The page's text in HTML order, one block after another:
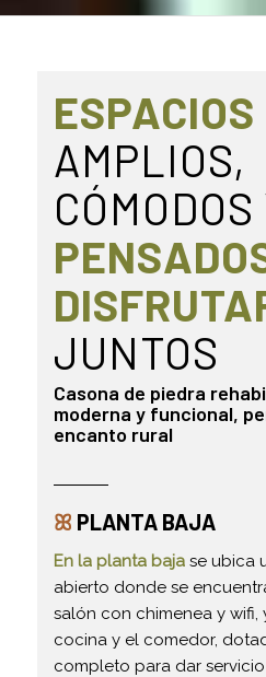
ESPACIOS
AMPLIOS,
CÓMODOS
JUNTOS
Casona de piedra
moderna y funcional,
encanto rural
ꕤ PLANTA BAJA
En la planta bajase ubica
abierto donde se
salón con chimenea y wifi,
cocina y el comedor,
completo para dar servicio